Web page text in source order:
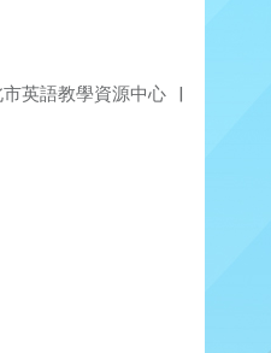
市英語教學資源中心 |